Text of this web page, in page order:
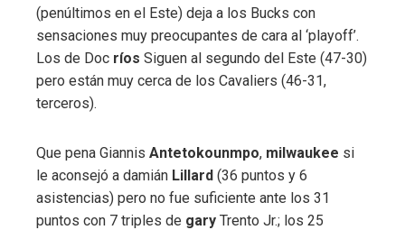
(penúltimos en el Este) deja a los Bucks con
sensaciones muy preocupantes de cara al ‘playoff’.
Los de Doc ríos Siguen al segundo del Este (47-30)
pero están muy cerca de los Cavaliers (46-31,
terceros).
Que pena Giannis Antetokounmpo, milwaukee si
le aconsejó a damián Lillard (36 puntos y 6
asistencias) pero no fue suficiente ante los 31
puntos con 7 triples de gary Trento Jr.; los 25